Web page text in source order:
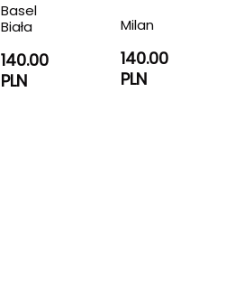
Basel
Biała
140.00
PLN
Milan
140.00
PLN